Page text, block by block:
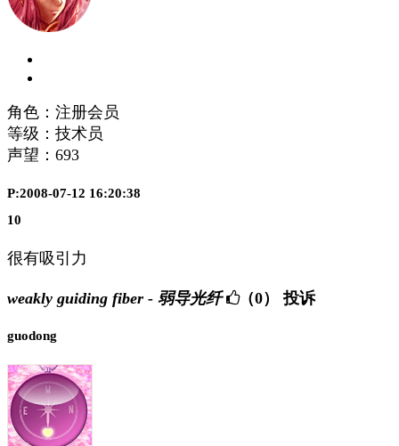
角色：注册会员
等级：技术员
声望： 693
P:2008-07-12 16:20:38
10
很有吸引力
weakly guiding fiber - 弱导光纤 （0） 投诉
guodong